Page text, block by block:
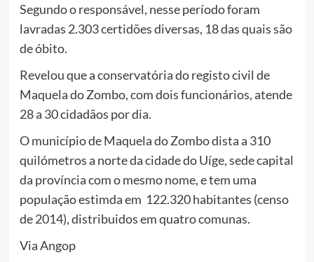
Segundo o responsável, nesse período foram
lavradas 2.303 certidões diversas, 18 das quais são
de óbito.
Revelou que a conservatória do registo civil de
Maquela do Zombo, com dois funcionários, atende
28 a 30 cidadãos por dia.
O município de Maquela do Zombo dista a 310
quilómetros a norte da cidade do Uíge, sede capital
da província com o mesmo nome, e tem uma
população estimda em 122.320 habitantes (censo
de 2014), distribuidos em quatro comunas.
Via Angop